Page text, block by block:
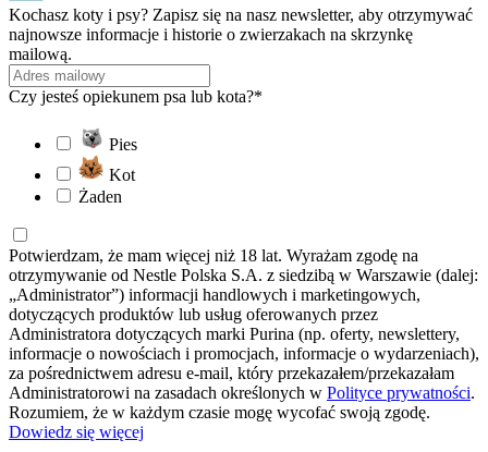
Kochasz koty i psy? Zapisz się na nasz newsletter, aby otrzymywać
najnowsze informacje i historie o zwierzakach na skrzynkę
mailową.
Czy jesteś opiekunem psa lub kota?*
Pies
Kot
Żaden
Potwierdzam, że mam więcej niż 18 lat. Wyrażam zgodę na
otrzymywanie od Nestle Polska S.A. z siedzibą w Warszawie (dalej:
„Administrator”) informacji handlowych i marketingowych,
dotyczących produktów lub usług oferowanych przez
Administratora dotyczących marki Purina (np. oferty, newslettery,
informacje o nowościach i promocjach, informacje o wydarzeniach),
za pośrednictwem adresu e-mail, który przekazałem/przekazałam
Administratorowi na zasadach określonych w Polityce prywatności.
Rozumiem, że w każdym czasie mogę wycofać swoją zgodę.
Dowiedz się więcej